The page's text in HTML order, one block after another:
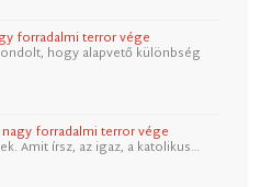
forradalmi terror vége
hogy alapvető különbség
nagy forradalmi terror vége
Amit írsz, az igaz, a katolikus…